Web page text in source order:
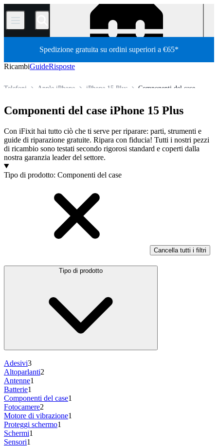
/
Spedizione gratuita su ordini superiori a €65*
RicambiGuideRisposte
Componenti del case
iPhone 15 Plus
Apple iPhone
Telefoni
Componenti del case iPhone 15 Plus
Con iFixit hai tutto ciò che ti serve per riparare: parti, strumenti e
guide di riparazione gratuite. Ripara con fiducia! Tutti i nostri pezzi
di ricambio sono testati secondo rigorosi standard e coperti dalla
nostra garanzia leader del settore.
Prodotti
Tipo di prodotto: Componenti del case
Cancella tutti i filtri
Tipo di prodotto
Adesivi3
Altoparlanti2
Antenne1
Batterie1
Componenti del case1
Fotocamere2
Motore di vibrazione1
Proteggi schermo1
Schermi1
Sensori1